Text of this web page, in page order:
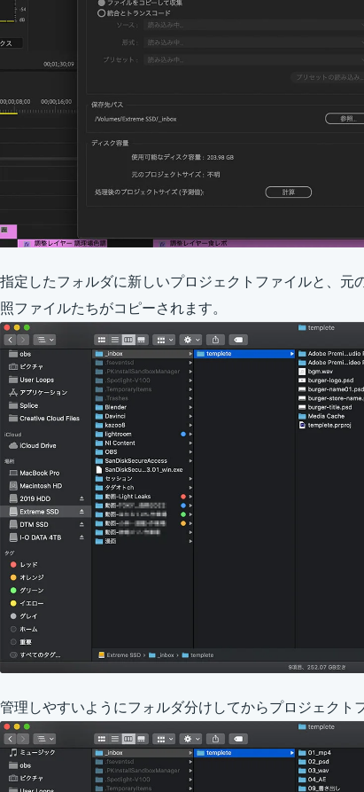
指定したフォルダに新しいプロジェクトファイルと、元
照ファイルたちがコピーされます。
管理しやすいようにフォルダ分けしてからプロジェクト